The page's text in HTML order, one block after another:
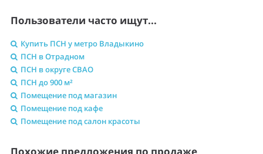
Пользователи часто ищут...
Купить ПСН у метро Владыкино
ПСН в Отрадном
ПСН в округе СВАО
ПСН до 900 м²
Помещение под магазин
Помещение под кафе
Помещение под салон красоты